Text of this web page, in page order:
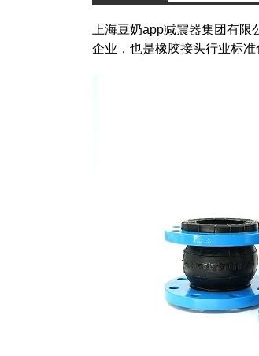
上海豆奶app减震器集团有限
企业，也是橡胶接头行业标准